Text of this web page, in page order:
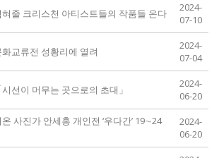
줄 크리스천 아티스트들의 작품들 온다
2024-
07-10
교류전 성황리에 열려
2024-
07-04
선이 머무는 곳으로의 초대」
2024-
06-20
사진가 안세홍 개인전 ‘우다간’ 19∼24
2024-
06-20